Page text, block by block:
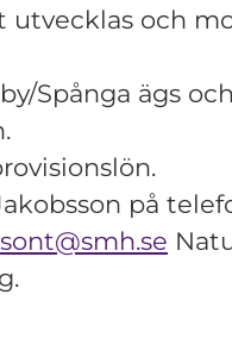
utvecklas och
Spånga ägs
på